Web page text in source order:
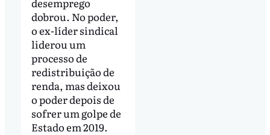
dobrou. No poder,
o ex-líder sindical
liderou um
processo de
redistribuição de
renda, mas deixou
o poder depois de
sofrer um golpe de
Estado em 2019.